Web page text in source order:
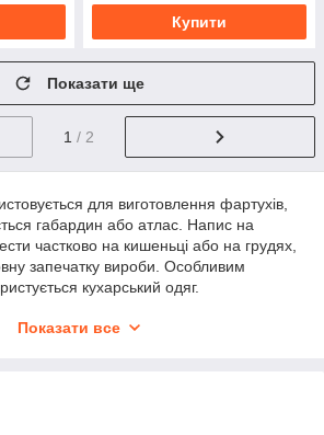
Купити
Показати ще
1 / 2
для виготовлення фартухів,
габардин або атлас. Напис на
частково на кишеньці або на грудях,
запечатку вироби. Особливим
кухарський одяг.
уніформі працюють біля плити, а
родзинку додати можна завдяки
Показати все